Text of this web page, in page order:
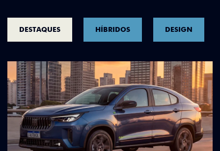
DESTAQUES HÍBRIDOS DESIGN